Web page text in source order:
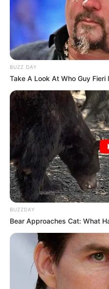
BUZZ DAY
Take A Look At Who Guy Fieri
BUZZDAY
Bear Approaches Cat: What